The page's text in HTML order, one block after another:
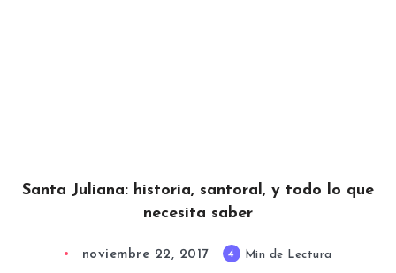
Santa Juliana: historia, santoral, y todo lo que
necesita saber
noviembre 22, 2017 4 Min de Lectura